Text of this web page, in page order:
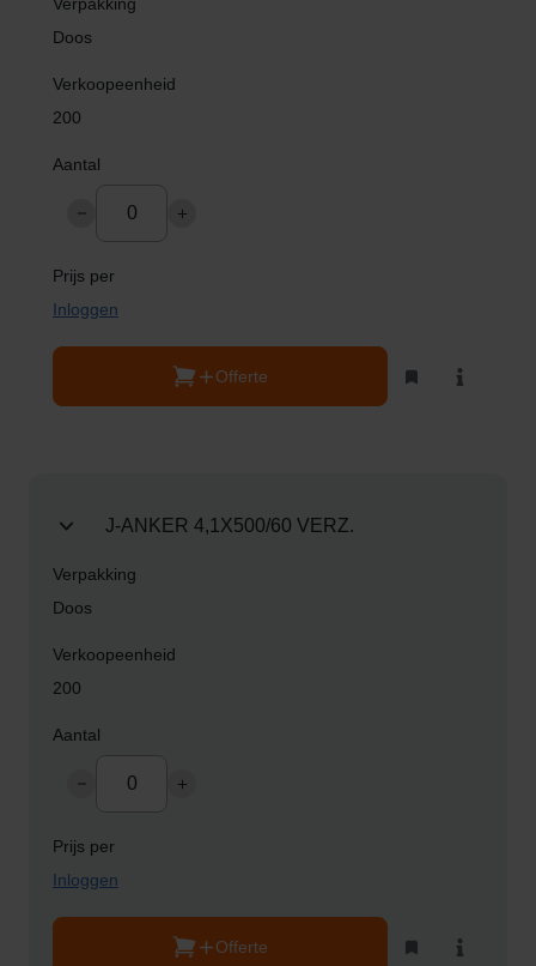
Doos
200
Inloggen
Offerte
Toevoegen
Bekijk
J-ANKER 4,1X500/60 VERZ.
Doos
200
Inloggen
Offerte
Toevoegen
Bekijk